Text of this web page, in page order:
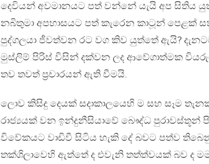
දෙවියන් අවමානයට පත් වන්නේ යැයි අප සිතිය
නබිතුමා අපහාසයට පත් කැරෙන කාටූන් පෙළක්
පුද්ගලයා ජීවත්වන රට වග කිව යුත්තේ ඇයි?
මුස්ලිම් පිරිස් විසින් දක්වන ලද ආවේගාත්මක
තව තවත් ප‍්‍රචාරයන් ඇති වීමයි.
ලොව කිසිදු දෙයක් සදාකාලයෙහි ම සහ සෑම
රාජ්‍යයක් වන ඉන්දුනීසියාවේ බෞද්ධ පුරාවස්තූන්
විවේකයට වාඩිවී සිටිය හැකි දේ බවට පත්ව
තක්ශිලාවෙහි ඇත්තේ ද එවැනි තත්ත්වයක් බව ද